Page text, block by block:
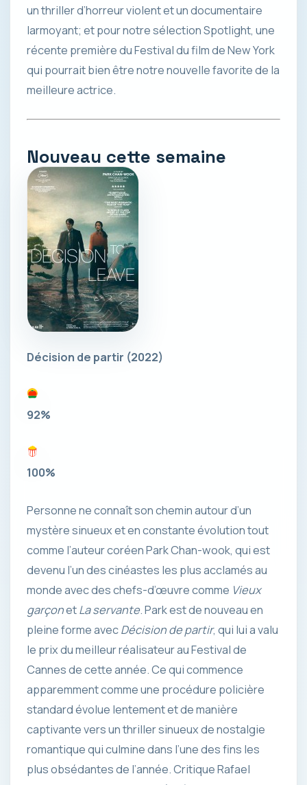
un thriller d’horreur violent et un documentaire
larmoyant; et pour notre sélection Spotlight, une
récente première du Festival du film de New York
qui pourrait bien être notre nouvelle favorite de la
meilleure actrice.
Nouveau cette semaine
Décision de partir (2022)
92%
100%
Personne ne connaît son chemin autour d’un
mystère sinueux et en constante évolution tout
comme l’auteur coréen Park Chan-wook, qui est
devenu l’un des cinéastes les plus acclamés au
monde avec des chefs-d’œuvre comme Vieux
garçonetLa servante. Park est de nouveau en
pleine forme avecDécision de partir, qui lui a valu
le prix du meilleur réalisateur au Festival de
Cannes de cette année. Ce qui commence
apparemment comme une procédure policière
standard évolue lentement et de manière
captivante vers un thriller sinueux de nostalgie
romantique qui culmine dans l’une des fins les
plus obsédantes de l’année. Critique Rafael